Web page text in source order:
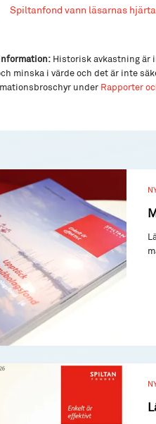
Spiltanfond vann läsarnas
Historisk avkastning är
minska i värde och det är inte
under Rapporter